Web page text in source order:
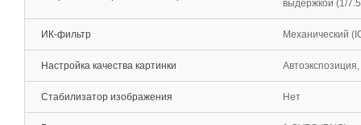
выдержкой (1/
ИК-фильтр Механический
Настройка качества картинки
Стабилизатор изображения Нет